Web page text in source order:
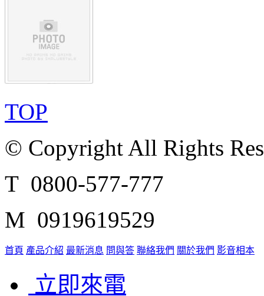
TOP
© Copyright All Rights
T 0800-577-777
M 0919619529
首頁 產品介紹 最新消息 問與答 聯絡我們 關於我們 影音相本
立即來電